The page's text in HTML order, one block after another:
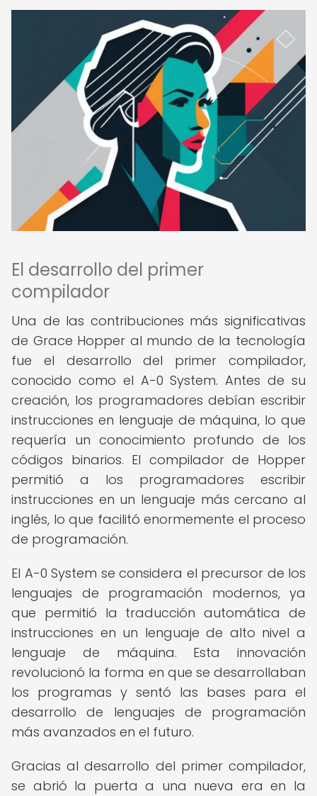
El desarrollo del primer
compilador
Una de las contribuciones más significativas
de Grace Hopper al mundo de la tecnología
fue el desarrollo del primer compilador,
conocido como el A-0 System. Antes de su
creación, los programadores debían escribir
instrucciones en lenguaje de máquina, lo que
requería un conocimiento profundo de los
códigos binarios. El compilador de Hopper
permitió a los programadores escribir
instrucciones en un lenguaje más cercano al
inglés, lo que facilitó enormemente el proceso
de programación.
El A-0 System se considera el precursor de los
lenguajes de programación modernos, ya
que permitió la traducción automática de
instrucciones en un lenguaje de alto nivel a
lenguaje de máquina. Esta innovación
revolucionó la forma en que se desarrollaban
los programas y sentó las bases para el
desarrollo de lenguajes de programación
más avanzados en el futuro.
Gracias al desarrollo del primer compilador,
se abrió la puerta a una nueva era en la